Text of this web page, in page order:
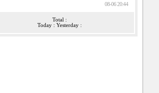
08-06 20:44
Total :
Today : Yesterday :